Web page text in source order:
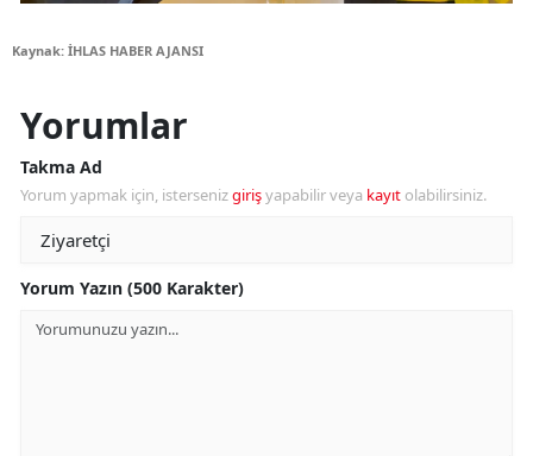
Kaynak: İHLAS HABER AJANSI
Yorumlar
Takma Ad
Yorum yapmak için, istersenizgirişyapabilir veya kayıt olabilirsiniz.
Yorum Yazın (500 Karakter)